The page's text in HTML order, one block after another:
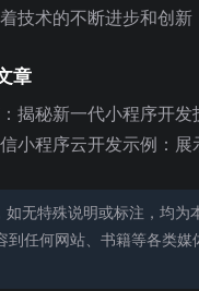
技术的不断进步和创
章
揭秘新一代小程序开
小程序云开发示例：
无特殊说明或标注，均
到任何网站、书籍等各类